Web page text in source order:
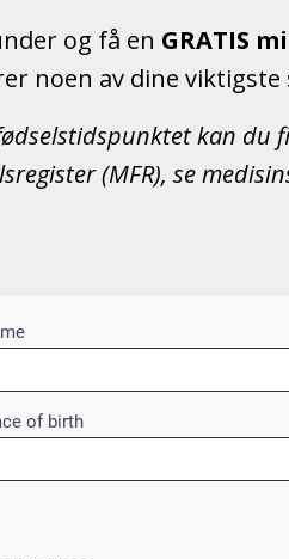
og få en GRATIS
noen av dine
kan du
(MFR), se